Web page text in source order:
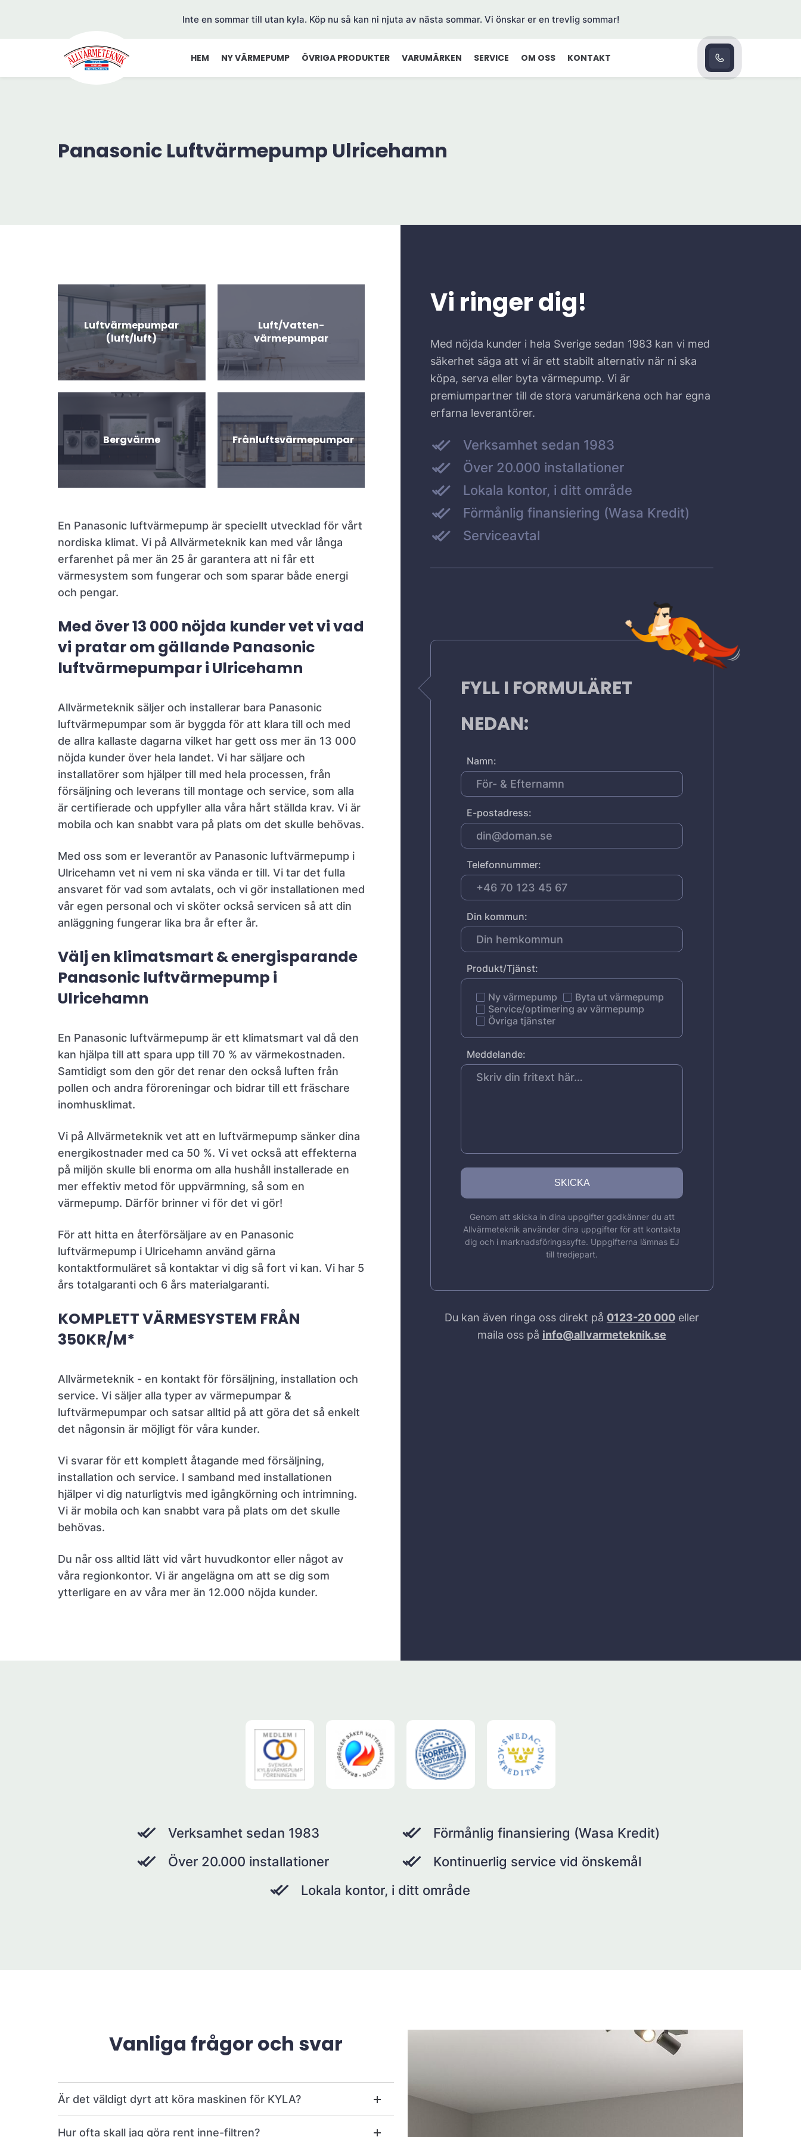
Inte en sommar till utan kyla. Köp nu så kan ni njuta av nästa sommar. Vi önskar er en trevlig sommar!
HEM NY VÄRMEPUMP ÖVRIGA PRODUKTER VARUMÄRKEN SERVICE OM OSS KONTAKT
Panasonic Luftvärmepump Ulricehamn
Luftvärmepumpar
(luft/luft)
Luft/Vatten-
värmepumpar
Bergvärme Frånluftsvärmepumpar
En Panasonic luftvärmepump är speciellt utvecklad för vårt
nordiska klimat. Vi på Allvärmeteknik kan med vår långa
erfarenhet på mer än 25 år garantera att ni får ett
värmesystem som fungerar och som sparar både energi
och pengar.
Med över 13 000 nöjda kunder vet vi vad
vi pratar om gällande Panasonic
luftvärmepumpar i Ulricehamn
Allvärmeteknik säljer och installerar bara Panasonic
luftvärmepumpar som är byggda för att klara till och med
de allra kallaste dagarna vilket har gett oss mer än 13 000
nöjda kunder över hela landet. Vi har säljare och
installatörer som hjälper till med hela processen, från
försäljning och leverans till montage och service, som alla
är certifierade och uppfyller alla våra hårt ställda krav. Vi är
mobila och kan snabbt vara på plats om det skulle behövas.
Med oss som er leverantör av Panasonic luftvärmepump i
Ulricehamn vet ni vem ni ska vända er till. Vi tar det fulla
ansvaret för vad som avtalats, och vi gör installationen med
vår egen personal och vi sköter också servicen så att din
anläggning fungerar lika bra år efter år.
Välj en klimatsmart & energisparande
Panasonic luftvärmepump i
Ulricehamn
En Panasonic luftvärmepump är ett klimatsmart val då den
kan hjälpa till att spara upp till 70 % av värmekostnaden.
Samtidigt som den gör det renar den också luften från
pollen och andra föroreningar och bidrar till ett fräschare
inomhusklimat.
Vi på Allvärmeteknik vet att en luftvärmepump sänker dina
energikostnader med ca 50 %. Vi vet också att effekterna
på miljön skulle bli enorma om alla hushåll installerade en
mer effektiv metod för uppvärmning, så som en
värmepump. Därför brinner vi för det vi gör!
För att hitta en återförsäljare av en Panasonic
luftvärmepump i Ulricehamn använd gärna
kontaktformuläret så kontaktar vi dig så fort vi kan. Vi har 5
års totalgaranti och 6 års materialgaranti.
KOMPLETT VÄRMESYSTEM FRÅN
350KR/M*
Allvärmeteknik - en kontakt för försäljning, installation och
service. Vi säljer alla typer av värmepumpar &
luftvärmepumpar och satsar alltid på att göra det så enkelt
det någonsin är möjligt för våra kunder.
Vi svarar för ett komplett åtagande med försäljning,
installation och service. I samband med installationen
hjälper vi dig naturligtvis med igångkörning och intrimning.
Vi är mobila och kan snabbt vara på plats om det skulle
behövas.
Du når oss alltid lätt vid vårt huvudkontor eller något av
våra regionkontor. Vi är angelägna om att se dig som
ytterligare en av våra mer än 12.000 nöjda kunder.
Vi ringer dig!
Med nöjda kunder i hela Sverige sedan 1983 kan vi med
säkerhet säga att vi är ett stabilt alternativ när ni ska
köpa, serva eller byta värmepump. Vi är
premiumpartner till de stora varumärkena och har egna
erfarna leverantörer.
Verksamhet sedan 1983
Över 20.000 installationer
Lokala kontor, i ditt område
Förmånlig finansiering (Wasa Kredit)
Serviceavtal
FYLL I FORMULÄRET
NEDAN:
Namn:
E-postadress:
Telefonnummer:
Din kommun:
Produkt/Tjänst:
Ny värmepump
Byta ut värmepump
Service/optimering av värmepump
Övriga tjänster
Meddelande:
Genom att skicka in dina uppgifter godkänner du att
Allvärmeteknik använder dina uppgifter för att kontakta
dig och i marknadsföringssyfte. Uppgifterna lämnas EJ
till tredjepart.
Du kan även ringa oss direkt på 0123-20 000 eller
maila oss på info@allvarmeteknik.se
Verksamhet sedan 1983
Förmånlig finansiering (Wasa Kredit)
Över 20.000 installationer
Kontinuerlig service vid önskemål
Lokala kontor, i ditt område
Vanliga frågor och svar
Är det väldigt dyrt att köra maskinen för KYLA?
Hur ofta skall jag göra rent inne-filtren?